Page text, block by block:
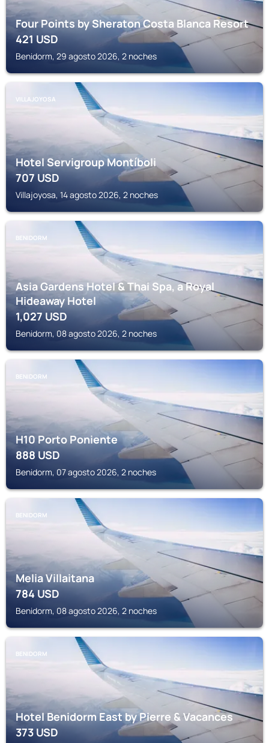
Four Points by Sheraton Costa Blanca Resort
421USD
Benidorm, 29 agosto 2026, 2 noches
VILLAJOYOSA
Hotel Servigroup Montíboli
707USD
Villajoyosa, 14 agosto 2026, 2 noches
BENIDORM
Asia Gardens Hotel & Thai Spa, a Royal
Hideaway Hotel
1,027USD
Benidorm, 08 agosto 2026, 2 noches
BENIDORM
H10 Porto Poniente
888USD
Benidorm, 07 agosto 2026, 2 noches
BENIDORM
Melia Villaitana
784USD
Benidorm, 08 agosto 2026, 2 noches
BENIDORM
Hotel Benidorm East by Pierre & Vacances
373USD